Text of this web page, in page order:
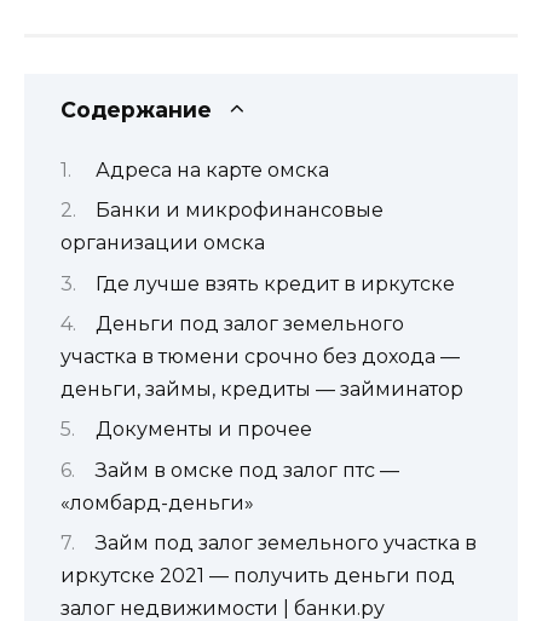
Содержание
Адреса на карте омска
Банки и микрофинансовые
организации омска
Где лучше взять кредит в иркутске
Деньги под залог земельного
участка в тюмени срочно без дохода —
деньги, займы, кредиты — займинатор
Документы и прочее
Займ в омске под залог птс —
«ломбард-деньги»
Займ под залог земельного участка в
иркутске 2021 — получить деньги под
залог недвижимости | банки.ру